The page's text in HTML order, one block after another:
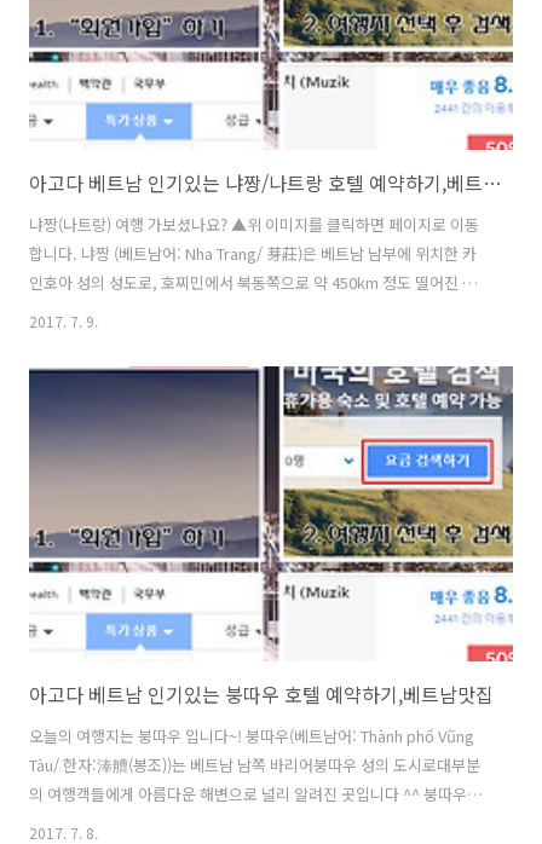
아고다 베트남 인기있는 냐짱/나트랑 호텔 예약하기,베트남맛집
냐짱(나트랑) 여행 가보셨나요? ▲위 이미지를 클릭하면 페이지로 이동
합니다. 냐짱 (베트남어: Nha Trang/ 芽莊)은 베트남 남부에 위치한 카
인호아 성의 성도로, 호찌민에서 북동쪽으로 약 450km 정도 떨어진 곳
에 위치하고 있는 휴양 도시로 유명한 곳이에요 베트남에서 가장 아름다
인 뿐만 아니라 세계 여러나라사람들이방문 하는 아름다운 해변도시 에
요 겨울인 10~12월에 비가 내리는 것을 제외하면 1년 연중 따뜻하고 건
조한 날씨가 계속되기 때문에 언제라도 해수욕이 가능하다고 하죠 ▲위
이미지를 클릭하면 페이지로 이동합니다. 나짱 / 나트랑 맛집 홍둑
(Restaurant Hong Duc) 야외 노천에서 식사하는 나짱 로컬 식당입니
2017. 7. 9.
아고다 베트남 인기있는 붕따우 호텔 예약하기,베트남맛집
오늘의 여행지는 붕따우 입니다~! 붕따우(베트남어: Thành phố Vũng
Tàu/ 한자:淎艚(봉조))는 베트남 남쪽 바리어붕따우 성의 도시로대부분
의 여행객들에게 아름다운 해변으로 널리 알려진 곳입니다 ^^ 붕따우의
대표적인 해변은 바이뚜억 해변, 바이사우 해변이 있는데요~바이뚜억 해
2017. 7. 8.